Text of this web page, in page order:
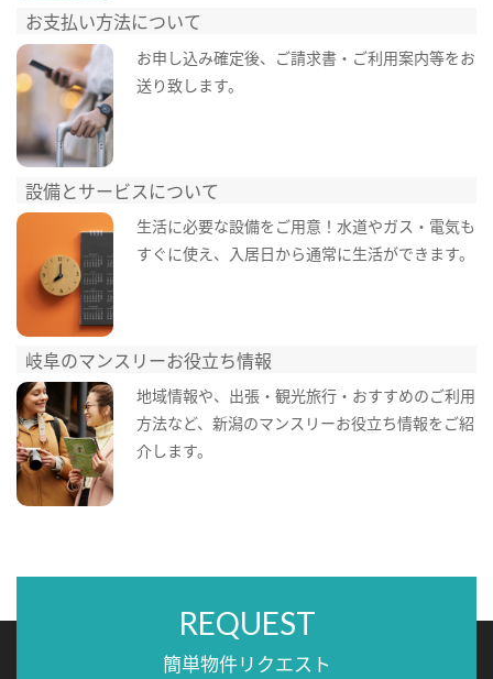
お支払い方法について
お申し込み確定後、ご請求書・ご利用案内等をお
送り致します。
設備とサービスについて
生活に必要な設備をご用意！水道やガス・電気も
すぐに使え、入居日から通常に生活ができます。
岐阜のマンスリーお役立ち情報
地域情報や、出張・観光旅行・おすすめのご利用
方法など、新潟のマンスリーお役立ち情報をご紹
介します。
REQUEST
簡単物件リクエスト